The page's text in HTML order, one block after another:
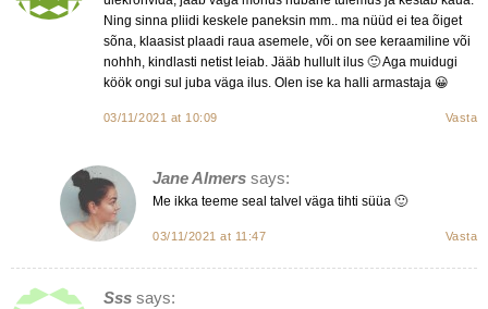
Ning sinna pliidi keskele paneksin mm.. ma nüüd ei tea õiget
sõna, klaasist plaadi raua asemele, või on see keraamiline või
nohhh, kindlasti netist leiab. Jääb hullult ilus 🙂 Aga muidugi
köök ongi sul juba väga ilus. Olen ise ka halli armastaja 😀
03/11/2021 at 10:09 Vasta
Jane Almers says:
Me ikka teeme seal talvel väga tihti süüa 🙂
03/11/2021 at 11:47 Vasta
Sss says: